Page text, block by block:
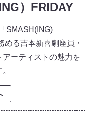
）FRIDAY
SMASH(ING)
める吉本新喜劇座員・
ーティストの魅力を